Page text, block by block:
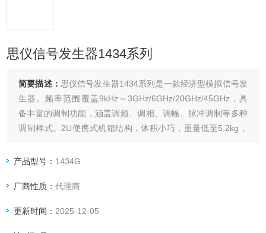
思仪信号发生器1434系列
简要描述： 思仪信号发生器1434系列是一款经济型模拟信号发
生器。频率范围覆盖9kHz～3GHz/6GHz/20GHz/45GHz，具
备丰富的调制功能，涵盖调频、调相、调幅、脉冲调制等多种
调制样式。2U便携式机箱结构，体积小巧，重量低至5.2kg，
业电子、高校等多领域测试需求。
产品型号： 1434G
厂商性质：代理商
更新时间： 2025-12-05